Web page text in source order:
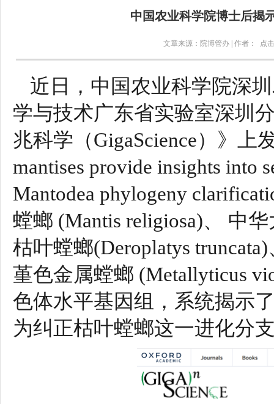
中国农业科学院博士后揭
文章来源：院博管办 | 作者： 点
近日，中国农业科学院深
学与技术广东省实验室深圳
兆科学（GigaScience）》上
mantises provide insights into
Mantodea phylogeny
螳螂 (Mantis religiosa)、 中
枯叶螳螂(Deroplatys
堇色金属螳螂 (Metallyticus
色体水平基因组，系统揭示
为纠正枯叶螳螂这一进化分